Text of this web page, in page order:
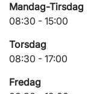
Mandag-Tirsdag
08:30 - 15:00
Torsdag
08:30 - 17:00
Fredag